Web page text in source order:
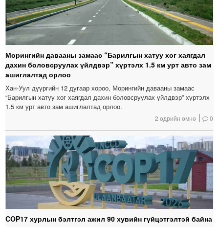
Морингийн давааны замаас “Барилгын хатуу хог хаягдал
дахин боловсруулах үйлдвэр” хүртэлх 1.5 км урт авто зам
ашиглалтад орлоо
Хан-Уул дүүргийн 12 дугаар хороо, Морингийн давааны замаас
“Барилгын хатуу хог хаягдал дахин боловсруулах үйлдвэр” хүртэлх
1.5 км урт авто зам ашиглалтад орлоо.
2 өдрийн өмнө 0
COP17 хурлын бэлтгэл ажил 90 хувийн гүйцэтгэлтэй байна